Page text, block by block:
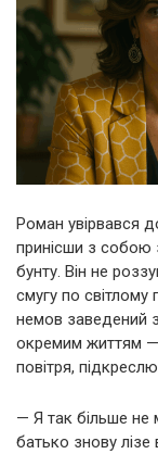
Роман увірвався
принісши з собою
бунту. Він не
смугу по світлому
немов заведений
окремим життям —
повітря,
— Я так більше не
батько знову лізе